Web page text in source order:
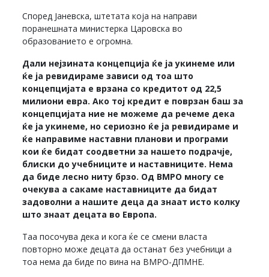
Според Јаневска, штетата која на направи
поранешната министерка Царовска во
образованието е огромна.
Дали нејзината концепција ќе ја укинеме или
ќе ја ревидираме зависи од тоа што
концепцијата е врзана со кредитот од 22,5
милиони евра. Ако тој кредит е поврзан баш за
концепцијата ние не можеме да речеме дека
ќе ја укинеме, но сериозно ќе ја ревидираме и
ќе направиме наставни планови и програми
кои ќе бидат соодветни за нашето подрачје,
блиски до учебниците и наставниците. Нема
да биде лесно ниту брзо. Од ВМРО многу се
очекува а сакаме наставниците да бидат
задоволни а нашите деца да знаат исто колку
што знаат децата во Европа.
Таа посочува дека и кога ќе се смени власта
повторно може децата да останат без учебници а
тоа нема да биде по вина на ВМРО-ДПМНЕ.